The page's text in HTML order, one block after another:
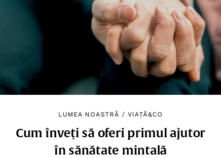
LUMEA NOASTRĂ / VIAȚĂ&CO
Cum înveți să oferi primul ajutor
în sănătate mintală